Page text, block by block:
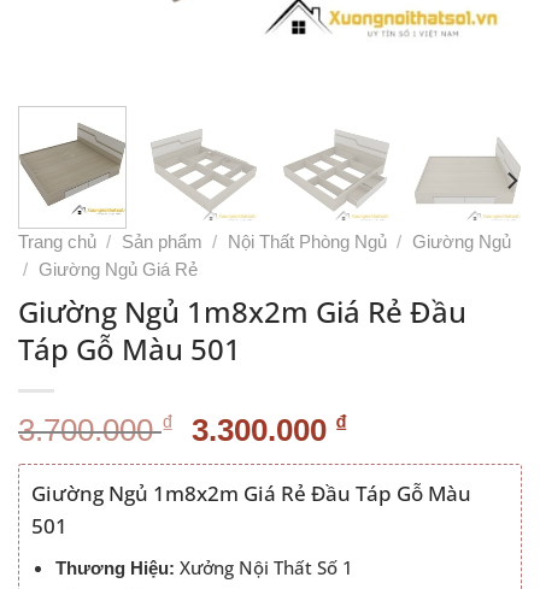
Trang chủ / Sản phẩm / Nội Thất Phòng Ngủ / Giường Ngủ
/ Giường Ngủ Giá Rẻ
Giường Ngủ 1m8x2m Giá Rẻ Đầu
Táp Gỗ Màu 501
3.700.000₫ Giá
gốc
là:
3.300.000 ₫Giá
hiện
tại
3.300.000 ₫.
Giường Ngủ 1m8x2m Giá Rẻ Đầu Táp Gỗ Màu
501
Thương Hiệu: Xưởng Nội Thất Số 1